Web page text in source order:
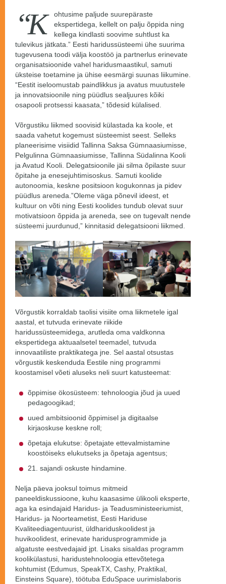
“K
ohtusime paljude suurepäraste
ekspertidega, kellelt on palju õppida ning
kellega kindlasti soovime suhtlust ka
tulevikus jätkata.” Eesti haridussüsteemi ühe suurima
tugevusena toodi välja koostöö ja partnerlus erinevate
organisatsioonide vahel haridusmaastikul, samuti
üksteise toetamine ja ühise eesmärgi suunas liikumine.
“Eestit iseloomustab paindlikkus ja avatus muutustele
ja innovatsioonile ning püüdlus sealjuures kõiki
osapooli protsessi kaasata,” tõdesid külalised.
Võrgustiku liikmed soovisid külastada ka koole, et
saada vahetut kogemust süsteemist seest. Selleks
planeerisime visiidid Tallinna Saksa Gümnaasiumisse,
Pelgulinna Gümnaasiumisse, Tallinna Südalinna Kooli
ja Avatud Kooli. Delegatsioonile jäi silma õpilaste suur
õpitahe ja enesejuhtimisoskus. Samuti koolide
autonoomia, keskne positsioon kogukonnas ja pidev
püüdlus areneda.”Oleme väga põnevil ideest, et
kultuur on võti ning Eesti koolides tundub olevat suur
motivatsioon õppida ja areneda, see on tugevalt nende
süsteemi juurdunud,” kinnitasid delegatsiooni liikmed.
Võrgustik korraldab taolisi visiite oma liikmetele igal
aastal, et tutvuda erinevate riikide
haridussüsteemidega, arutleda oma valdkonna
ekspertidega aktuaalsetel teemadel, tutvuda
innovaatiliste praktikatega jne. Sel aastal otsustas
võrgustik keskenduda Eestile ning programmi
koostamisel võeti aluseks neli suurt katusteemat:
õppimise ökosüsteem: tehnoloogia jõud ja uued
pedagoogikad;
uued ambitsioonid õppimisel ja digitaalse
kirjaoskuse keskne roll;
õpetaja elukutse: õpetajate ettevalmistamine
koostöiseks elukutseks ja õpetaja agentsus;
21. sajandi oskuste hindamine.
Nelja päeva jooksul toimus mitmeid
paneeldiskussioone, kuhu kaasasime ülikooli eksperte,
aga ka esindajaid Haridus- ja Teadusministeeriumist,
Haridus- ja Noorteametist, Eesti Hariduse
Kvaliteediagentuurist, üldhariduskoolidest ja
huvikoolidest, erinevate haridusprogrammide ja
algatuste eestvedajaid jpt. Lisaks sisaldas programm
koolikülastusi, haridustehnoloogia ettevõtetega
kohtumist (Edumus, SpeakTX, Cashy, Praktikal,
Einsteins Square), töötuba EduSpace uurimislaboris